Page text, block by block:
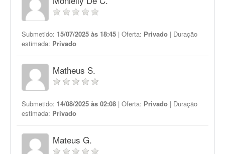
Submetido: 15/07/2025 às 18:45 | Oferta: Privado | Duração
estimada: Privado
Matheus S.
Submetido: 14/08/2025 às 02:08 | Oferta: Privado | Duração
estimada: Privado
Mateus G.